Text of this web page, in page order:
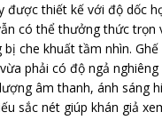
được thiết kế với độ dốc
có thể thưởng thức trọn
che khuất tầm nhìn.
phải có độ ngả
âm thanh, ánh sáng
sắc nét giúp khán giả